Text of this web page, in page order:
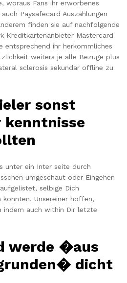
woraus Fans ihr erworbenes
Paysafecard Auszahlungen
finden sie auf nachfolgende
Kreditkartenanbieter Mastercard
entsprechend ihr herkommliches
weiters je alle Bezuge plus
sclerosis sekundar offline zu
sonst
kenntnisse
unter ein Inter seite durch
umgeschaut oder Eingehen
selbige Dich
Unsereiner hoffen,
indem auch within Dir letzte
werde �aus
dicht